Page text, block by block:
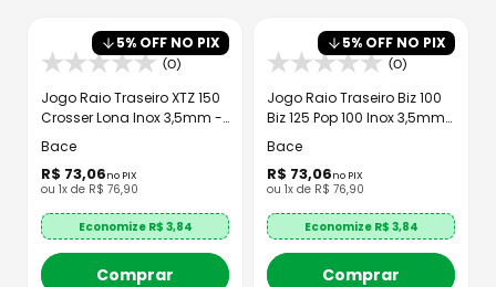
capacete ls2
5% OFF NO PIX
(0)
Jogo Raio Traseiro XTZ 150
Crosser Lona Inox 3,5mm -
Bace
Bace
R$ 73,06no PIX
ou 1x de R$ 76,90
Economize R$ 3,84
Comprar
5% OFF NO PIX
(0)
Jogo Raio Traseiro Biz 100
Biz 125 Pop 100 Inox 3,5mm
- Bace
Bace
R$ 73,06no PIX
ou 1x de R$ 76,90
Economize R$ 3,84
Comprar